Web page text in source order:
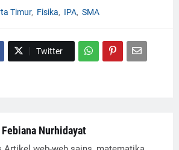
Timur Fisika IPA SMA
Twitter
Febiana Nurhidayat